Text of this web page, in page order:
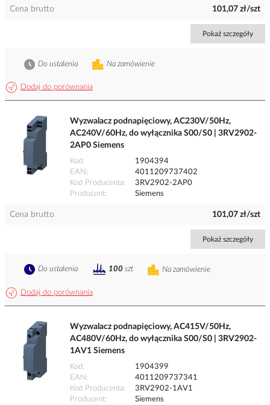
Cena brutto 101,07 zł/szt
Pokaż szczegóły
Dodaj do porównania
Na zamówienie
Do ustalenia
Wyzwalacz podnapięciowy, AC230V/50Hz,
AC240V/60Hz, do wyłącznika S00/S0 | 3RV2902-
2AP0 Siemens
Kod
1904394
EAN
4011209737402
Kod Producenta
3RV2902-2AP0
Producent
Siemens
Cena brutto 101,07 zł/szt
Pokaż szczegóły
Dodaj do porównania
Na zamówienie
Do ustalenia 100 szt
Wyzwalacz podnapięciowy, AC415V/50Hz,
AC480V/60Hz, do wyłącznika S00/S0 | 3RV2902-
1AV1 Siemens
Kod
1904399
EAN
4011209737341
Kod Producenta
3RV2902-1AV1
Producent
Siemens